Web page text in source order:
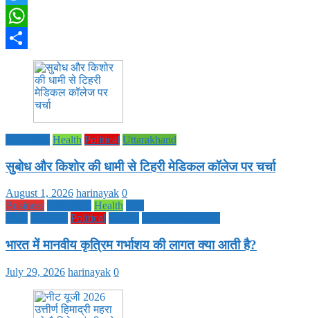
Twitter
WhatsApp
Health Political Uttarakhand
सुबोध और किशोर की धामी से टिहरी मेडिकल कॉलेज पर चर्चा
August 1, 2026 harinayak 0
Business
Health
Political
भारत में मानवीय कृत्रिम गर्भाशय की लागत क्या आती है?
July 29, 2026 harinayak 0